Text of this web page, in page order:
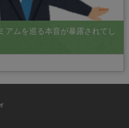
アムを巡る本音が暴露されてし